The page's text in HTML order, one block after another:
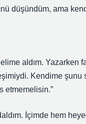
düşündüm, ama
aldım. Yazarken
Kendime
etmemelisin.”
İçimde hem